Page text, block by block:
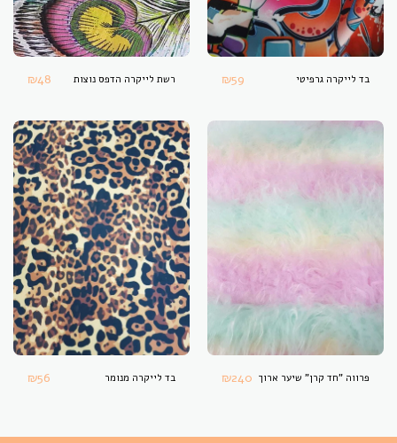
בד לייקרה גרפיטי ₪59 רשת לייקרה הדפס נוצות ₪48
פרווה "חד קרן" שיער ארוך ₪240 בד לייקרה מנומר ₪56